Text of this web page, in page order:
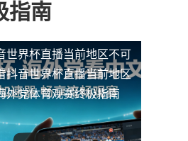
指南
世界杯直播当前地区不可
抖音世界杯直播当前地区
外党体育观赛终极指南